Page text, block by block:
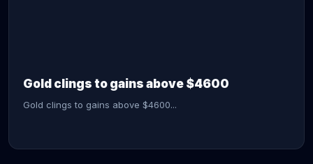
Gold clings to gains above $4600
Gold clings to gains above $4600...